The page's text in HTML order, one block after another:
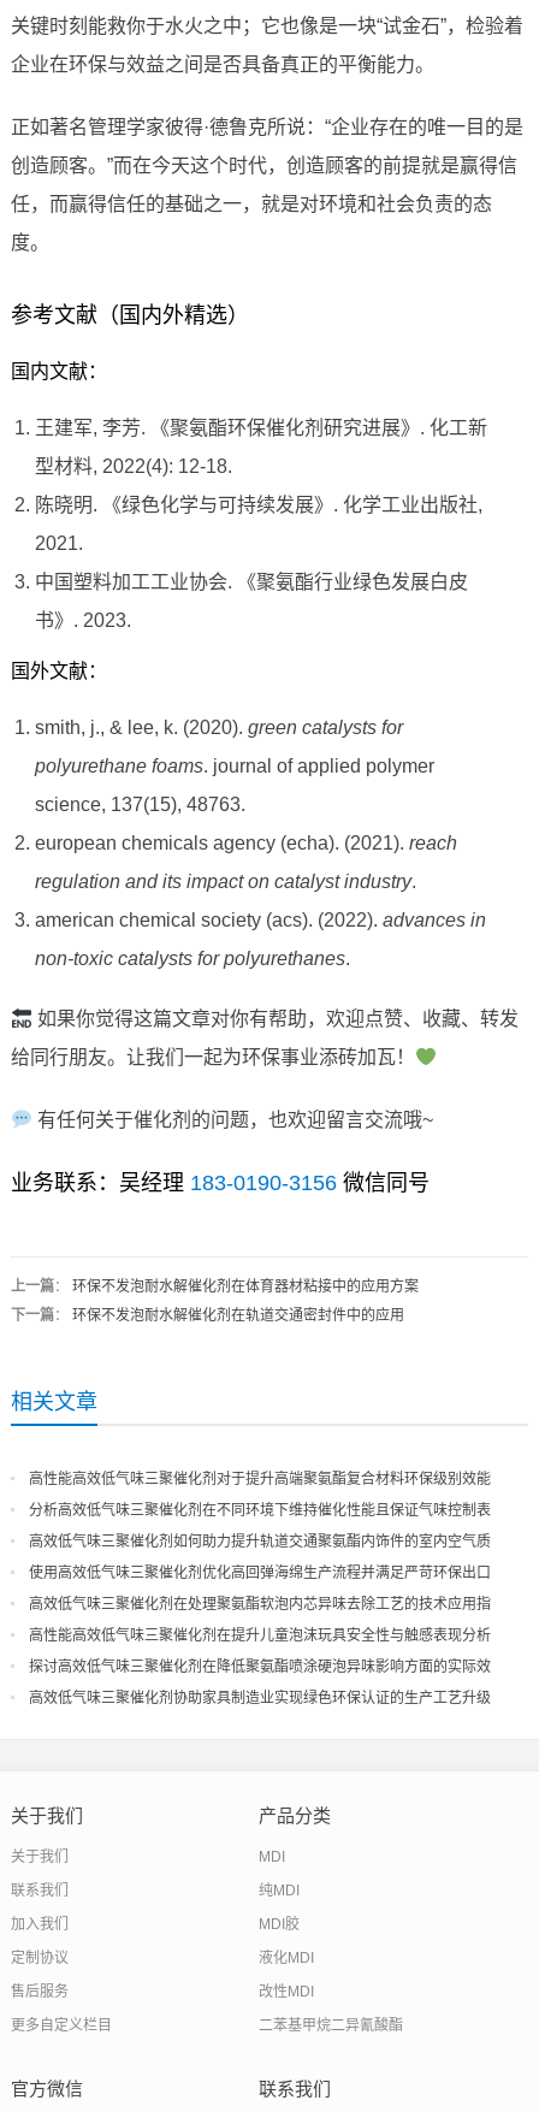
关键时刻能救你于水火之中；它也像是一块“试金石”，检验着
企业在环保与效益之间是否具备真正的平衡能力。
正如著名管理学家彼得·德鲁克所说：“企业存在的唯一目的是
创造顾客。”而在今天这个时代，创造顾客的前提就是赢得信
任，而赢得信任的基础之一，就是对环境和社会负责的态
度。
参考文献（国内外精选）
国内文献：
王建军, 李芳. 《聚氨酯环保催化剂研究进展》. 化工新
型材料, 2022(4): 12-18.
陈晓明. 《绿色化学与可持续发展》. 化学工业出版社,
2021.
中国塑料加工工业协会. 《聚氨酯行业绿色发展白皮
书》. 2023.
国外文献：
smith, j., & lee, k. (2020). green catalysts for
polyurethane foams. journal of applied polymer
science, 137(15), 48763.
european chemicals agency (echa). (2021). reach
regulation and its impact on catalyst industry.
american chemical society (acs). (2022). advances in
non-toxic catalysts for polyurethanes.
如果你觉得这篇文章对你有帮助，欢迎点赞、收藏、转发
给同行朋友。让我们一起为环保事业添砖加瓦！
有任何关于催化剂的问题，也欢迎留言交流哦~
业务联系：吴经理 183-0190-3156微信同号
上一篇： 环保不发泡耐水解催化剂在体育器材粘接中的应用方案
下一篇： 环保不发泡耐水解催化剂在轨道交通密封件中的应用
相关文章
高性能高效低气味三聚催化剂对于提升高端聚氨酯复合材料环保级别效能
分析高效低气味三聚催化剂在不同环境下维持催化性能且保证气味控制表
现
高效低气味三聚催化剂如何助力提升轨道交通聚氨酯内饰件的室内空气质
量
使用高效低气味三聚催化剂优化高回弹海绵生产流程并满足严苛环保出口
高效低气味三聚催化剂在处理聚氨酯软泡内芯异味去除工艺的技术应用指
导
高性能高效低气味三聚催化剂在提升儿童泡沫玩具安全性与触感表现分析
探讨高效低气味三聚催化剂在降低聚氨酯喷涂硬泡异味影响方面的实际效
果
高效低气味三聚催化剂协助家具制造业实现绿色环保认证的生产工艺升级
关于我们
关于我们
联系我们
加入我们
定制协议
售后服务
更多自定义栏目
产品分类
MDI
纯MDI
MDI胶
液化MDI
改性MDI
二苯基甲烷二异氰酸酯
官方微信 联系我们